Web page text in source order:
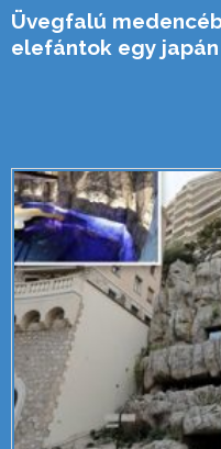
Üvegfalú
elefántok egy